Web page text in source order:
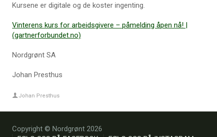
Kursene er digitale og de koster ingenting.
Vinterens kurs for arbeidsgivere – påmelding åpen nå! |
(gartnerforbundet.no)
Nordgrønt SA
Johan Presthus
Johan Presthus
Copyright © Nordgrønt 2026